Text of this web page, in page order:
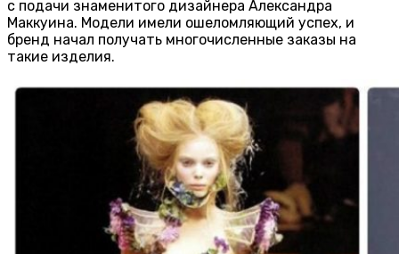
с подачи знаменитого дизайнера Александра
Маккуина. Модели имели ошеломляющий успех, и
бренд начал получать многочисленные заказы на
такие изделия.